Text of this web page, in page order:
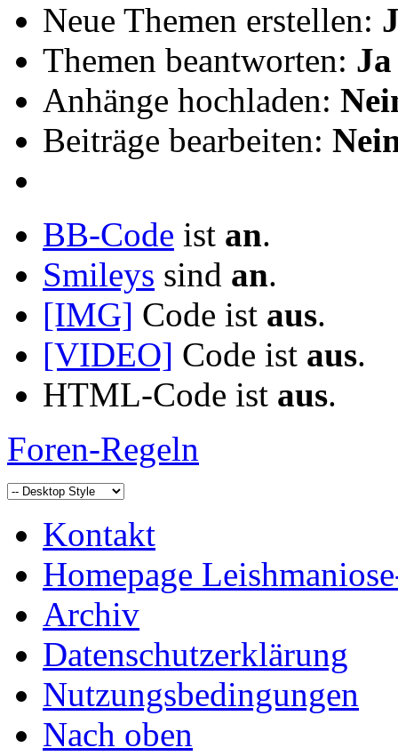
Neue Themen erstellen:
Themen beantworten: Ja
Anhänge hochladen:
Beiträge bearbeiten:
BB-Code ist an.
Smileys sind an.
[IMG] Code ist aus.
[VIDEO] Code ist aus.
HTML-Code ist aus.
Foren-Regeln
Kontakt
Homepage
Archiv
Datenschutzerklärung
Nutzungsbedingungen
Nach oben